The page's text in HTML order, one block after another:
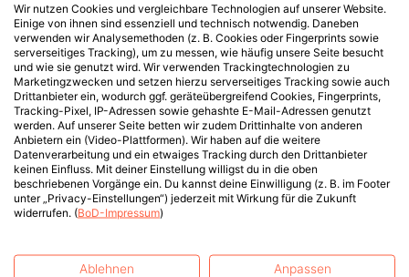
Wir nutzen Cookies und vergleichbare Technologien auf unserer Website.
Einige von ihnen sind essenziell und technisch notwendig. Daneben
verwenden wir Analysemethoden (z. B. Cookies oder Fingerprints sowie
serverseitiges Tracking), um zu messen, wie häufig unsere Seite besucht
und wie sie genutzt wird. Wir verwenden Trackingtechnologien zu
Marketingzwecken und setzen hierzu serverseitiges Tracking sowie auch
Drittanbieter ein, wodurch ggf. geräteübergreifend Cookies, Fingerprints,
Tracking-Pixel, IP-Adressen sowie gehashte E-Mail-Adressen genutzt
werden. Auf unserer Seite betten wir zudem Drittinhalte von anderen
Anbietern ein (Video-Plattformen). Wir haben auf die weitere
Datenverarbeitung und ein etwaiges Tracking durch den Drittanbieter
keinen Einfluss. Mit deiner Einstellung willigst du in die oben
beschriebenen Vorgänge ein. Du kannst deine Einwilligung (z. B. im Footer
unter „Privacy-Einstellungen“) jederzeit mit Wirkung für die Zukunft
widerrufen. (BoD-Impressum)
Ablehnen Anpassen